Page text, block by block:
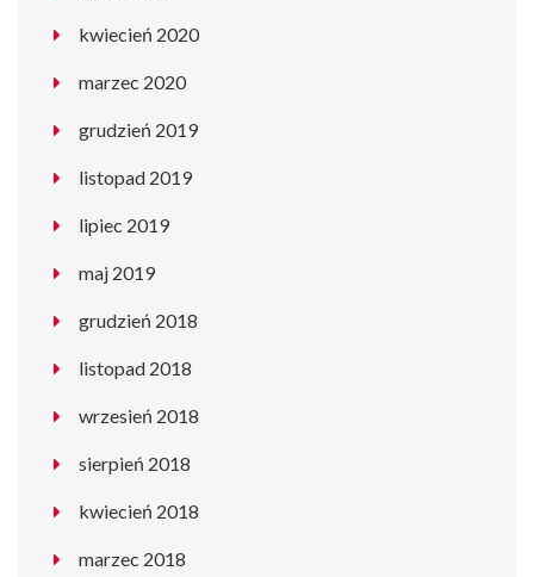
kwiecień 2020
marzec 2020
grudzień 2019
listopad 2019
lipiec 2019
maj 2019
grudzień 2018
listopad 2018
wrzesień 2018
sierpień 2018
kwiecień 2018
marzec 2018